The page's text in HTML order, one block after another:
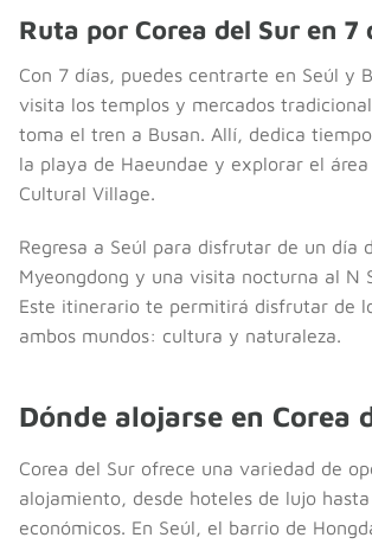
Ruta por Corea del Sur en 7
Con 7 días, puedes centrarte en Seúl y
visita los templos y mercados
toma el tren a Busan. Allí, dedica
la playa de Haeundae y explorar el área
Cultural Village.
Regresa a Seúl para disfrutar de un día
Myeongdong y una visita nocturna al N
Este itinerario te permitirá disfrutar de
ambos mundos: cultura y naturaleza.
Dónde alojarse en Corea
Corea del Sur ofrece una variedad de
alojamiento, desde hoteles de lujo
económicos. En Seúl, el barrio de